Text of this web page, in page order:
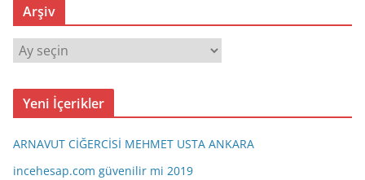
Arşiv
r
ş
Yeni İçerikler
ARNAVUT CİĞERCİSİ MEHMET USTA ANKARA
incehesap.com güvenilir mi 2019